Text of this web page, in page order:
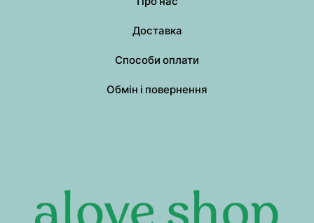
Доставка
Способи оплати
Обмін і повернення